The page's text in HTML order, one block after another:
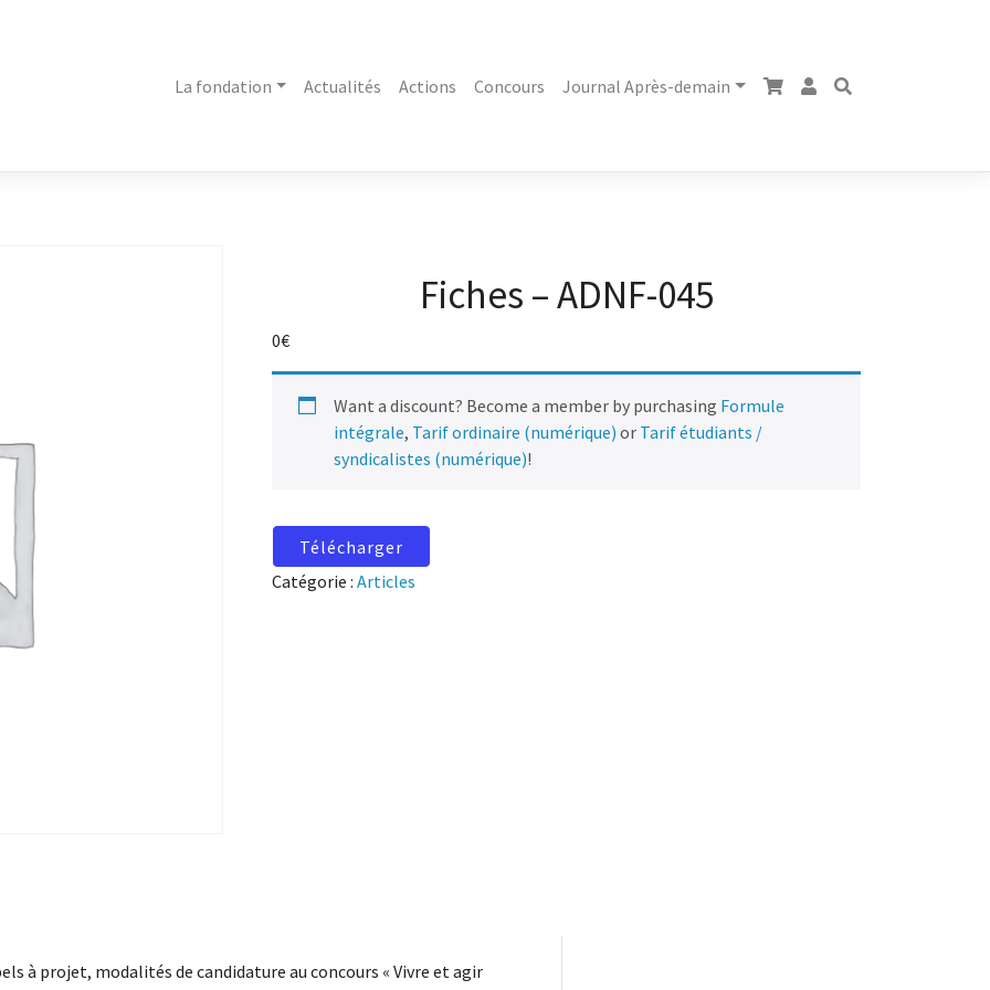
La fondation Actualités Actions Concours Journal Après-demain
Fiches – ADNF-045
0€
Want a discount? Become a member by purchasing Formule
intégrale, Tarif ordinaire (numérique) or Tarif étudiants /
syndicalistes (numérique)!
Télécharger
Catégorie :Articles
à projet, modalités de candidature au concours « Vivre et agir